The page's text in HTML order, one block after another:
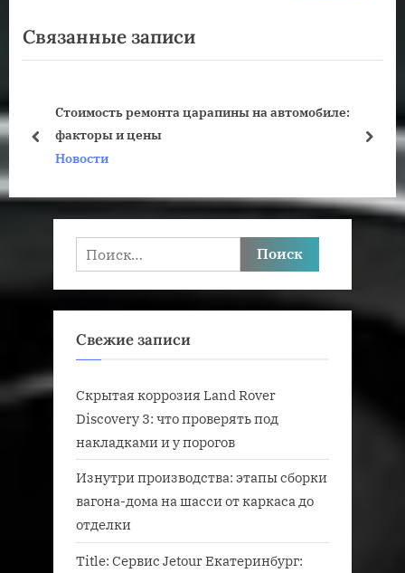
д
у
я
д
у
щ
а
я
с
ь
Связанные записи
Стоимость ремонта царапины на автомобиле:
факторы и цены
Новости
пред
Найти:
Свежие записи
Скрытая коррозия Land Rover
Discovery 3: что проверять под
накладками и у порогов
Изнутри производства: этапы сборки
вагона-дома на шасси от каркаса до
отделки
Title: Сервис Jetour Екатеринбург: